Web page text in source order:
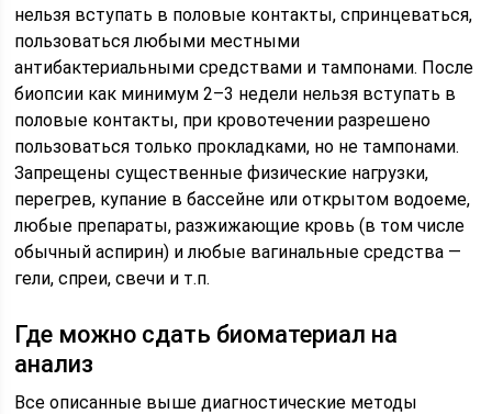
нельзя вступать в половые контакты, спринцеваться,
пользоваться любыми местными
антибактериальными средствами и тампонами. После
биопсии как минимум 2–3 недели нельзя вступать в
половые контакты, при кровотечении разрешено
пользоваться только прокладками, но не тампонами.
Запрещены существенные физические нагрузки,
перегрев, купание в бассейне или открытом водоеме,
любые препараты, разжижающие кровь (в том числе
обычный аспирин) и любые вагинальные средства —
гели, спреи, свечи и т.п.
Где можно сдать биоматериал на
анализ
Все описанные выше диагностические методы